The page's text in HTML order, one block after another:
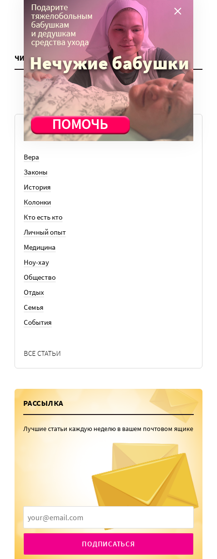
ЧИТАТЬ ЕЩЕ
ТЕМЫ
Вера
Законы
История
Колонки
Кто есть кто
Личный опыт
Медицина
Ноу-хау
Общество
Отдых
Семья
События
ВСЕ СТАТЬИ
РАССЫЛКА
Лучшие статьи каждую неделю в вашем почтовом ящике
ПОДПИСАТЬСЯ